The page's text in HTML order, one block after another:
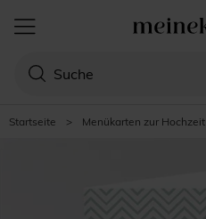
Startseite > Menükarten zur Hochzeit